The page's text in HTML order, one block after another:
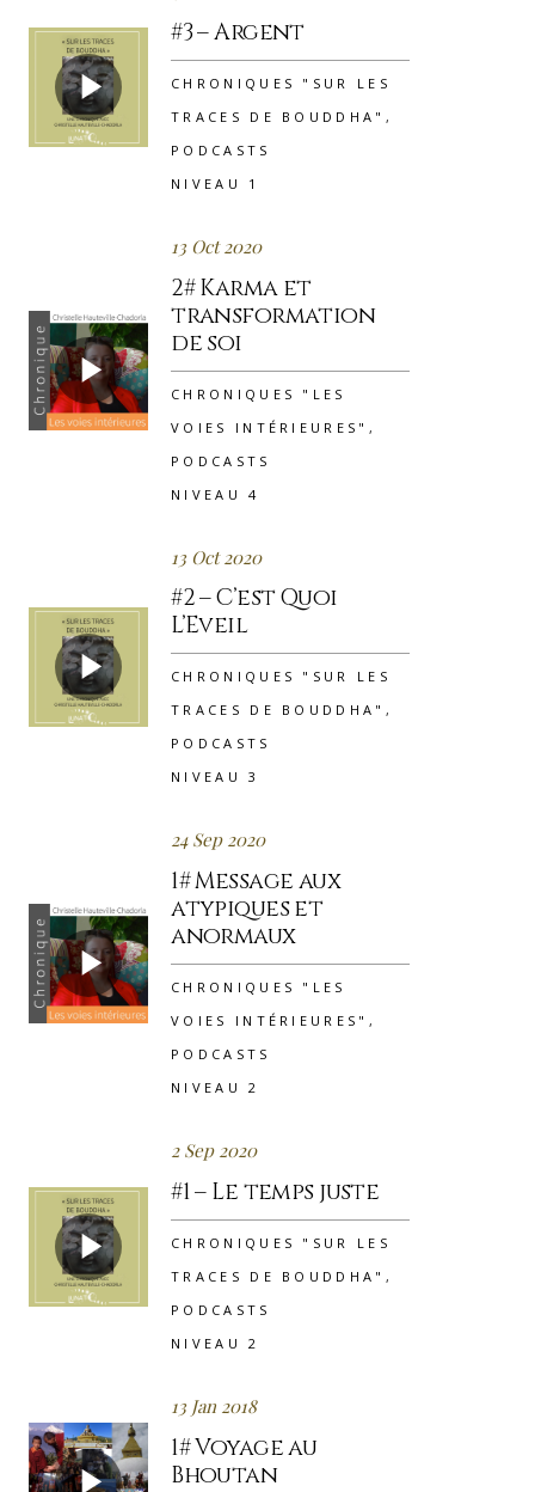
#3 – Argent
CHRONIQUES "SUR LES
TRACES DE BOUDDHA" ,
PODCASTS
NIVEAU 1
13 Oct 2020
2# Karma et
transformation
de soi
CHRONIQUES "LES
VOIES INTÉRIEURES" ,
PODCASTS
NIVEAU 4
13 Oct 2020
#2 – C’est Quoi
L’Eveil
CHRONIQUES "SUR LES
TRACES DE BOUDDHA" ,
PODCASTS
NIVEAU 3
24 Sep 2020
1# Message aux
atypiques et
anormaux
CHRONIQUES "LES
VOIES INTÉRIEURES" ,
PODCASTS
NIVEAU 2
2 Sep 2020
#1 – Le temps juste
CHRONIQUES "SUR LES
TRACES DE BOUDDHA" ,
PODCASTS
NIVEAU 2
13 Jan 2018
1# Voyage au
Bhoutan